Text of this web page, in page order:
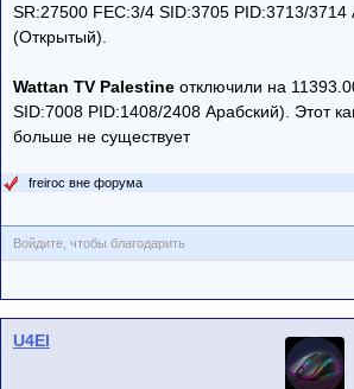
SR:27500 FEC:3/4 SID:3705 PID:3713/3714
(Открытый).
Wattan TV Palestine отключили на
SID:7008 PID:1408/2408 Арабский). Этот
больше не существует
freiroc вне форума
Войдите, чтобы благодарить
U4El